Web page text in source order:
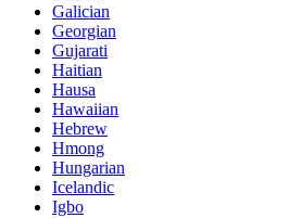
Galician
Georgian
Gujarati
Haitian
Hausa
Hawaiian
Hebrew
Hmong
Hungarian
Icelandic
Igbo